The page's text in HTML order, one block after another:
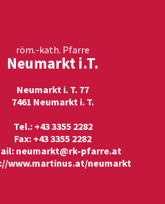
röm.-kath. Pfarre
Neumarkt i.T.
Neumarkt i. T. 77
7461 Neumarkt i. T.
Tel.: +43 3355 2282
Fax: +43 3355 2282
neumarkt@rk-pfarre.at
www.martinus.at/neumarkt